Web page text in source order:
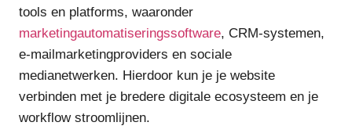
tools en platforms, waaronder
marketingautomatiseringssoftware, CRM-systemen,
e-mailmarketingproviders en sociale
medianetwerken. Hierdoor kun je je website
verbinden met je bredere digitale ecosysteem en je
workflow stroomlijnen.